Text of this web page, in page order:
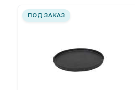
ПОД ЗАКАЗ